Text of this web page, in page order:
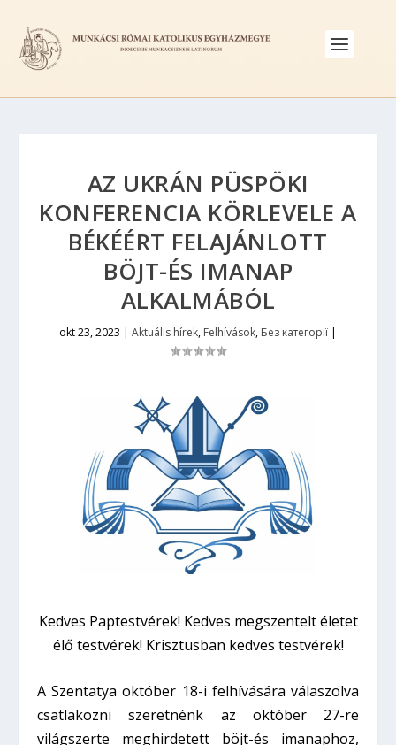
AZ UKRÁN PÜSPÖKI
KONFERENCIA KÖRLEVELE A
BÉKÉÉRT FELAJÁNLOTT
BÖJT-ÉS IMANAP
ALKALMÁBÓL
okt 23, 2023 | Aktuális hírek, Felhívások, Без категорії |
Kedves Paptestvérek! Kedves megszentelt életet
élő testvérek! Krisztusban kedves testvérek!
A Szentatya október 18-i felhívására válaszolva
csatlakozni szeretnénk az október 27-re
világszerte meghirdetett böjt-és imanaphoz,